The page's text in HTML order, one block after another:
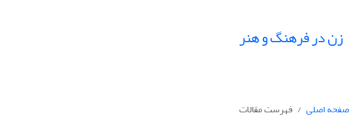
زن در فرهنگ و هنر
صفحه اصلی
فهرست مقالات